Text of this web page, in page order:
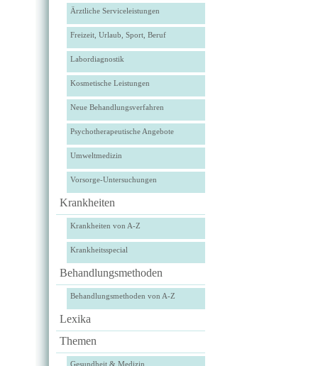
Ärztliche Serviceleistungen
Freizeit, Urlaub, Sport, Beruf
Labordiagnostik
Kosmetische Leistungen
Neue Behandlungsverfahren
Psychotherapeutische Angebote
Umweltmedizin
Vorsorge-Untersuchungen
Krankheiten
Krankheiten von A-Z
Krankheitsspecial
Behandlungsmethoden
Behandlungsmethoden von A-Z
Lexika
Themen
Gesundheit & Medizin